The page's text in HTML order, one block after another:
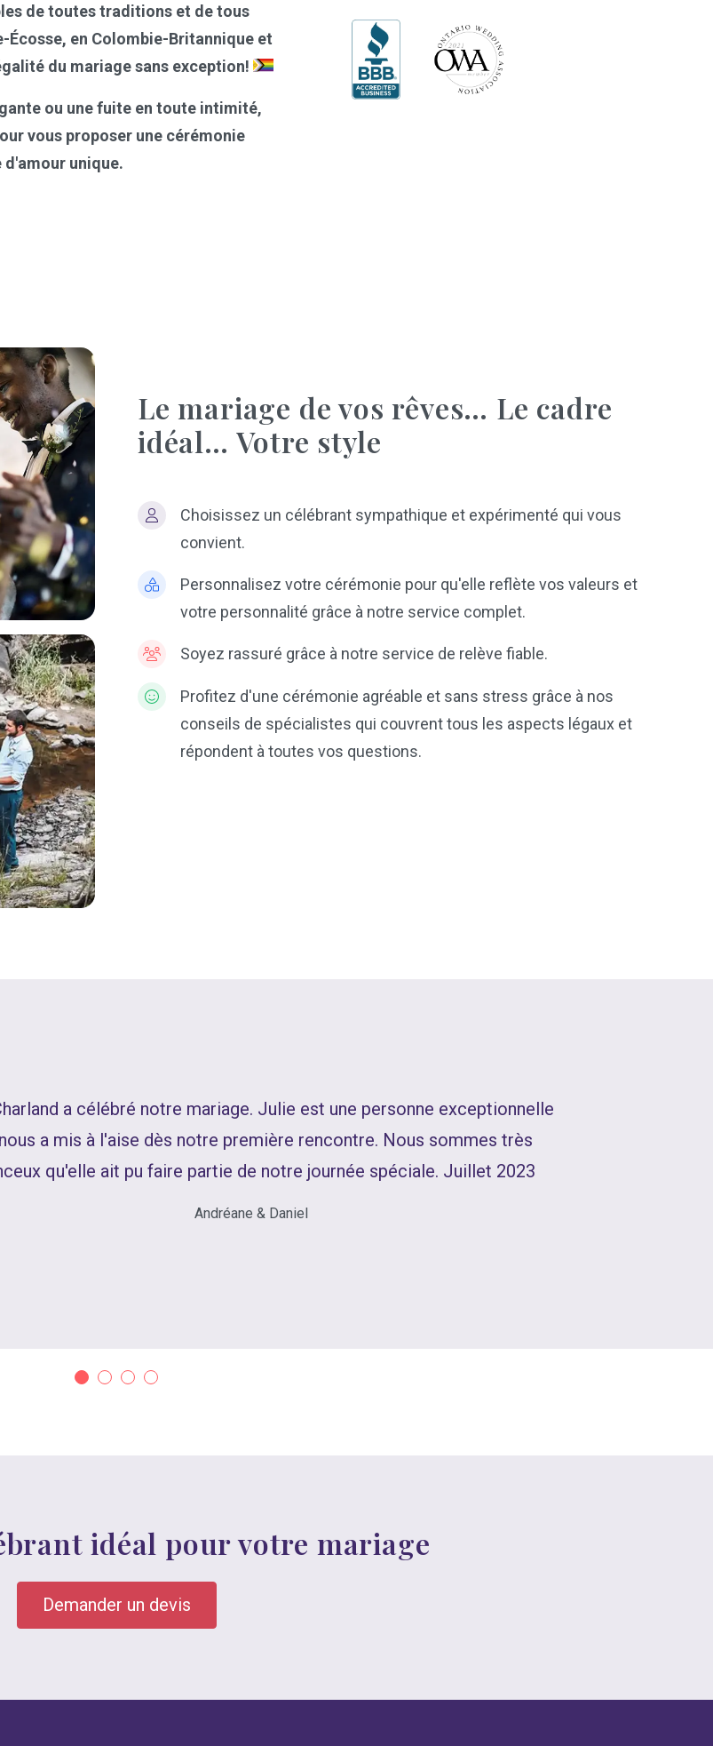
de toutes traditions et de tous
Écosse, en Colombie-Britannique et
du mariage sans exception!
ou une fuite en toute intimité,
vous proposer une cérémonie
unique.
Le mariage de vos rêves… Le cadre
idéal… Votre style
Choisissez un célébrant sympathique et expérimenté qui vous
convient.
Personnalisez votre cérémonie pour qu'elle reflète vos valeurs et
votre personnalité grâce à notre service complet.
Soyez rassuré grâce à notre service de relève fiable.
Profitez d'une cérémonie agréable et sans stress grâce à nos
conseils de spécialistes qui couvrent tous les aspects légaux et
répondent à toutes vos questions.
a célébré notre mariage. Julie est une personne exceptionnelle
a mis à l'aise dès notre première rencontre. Nous sommes très
qu'elle ait pu faire partie de notre journée spéciale. Juillet 2023
Andréane & Daniel
idéal pour votre mariage
Demander un devis